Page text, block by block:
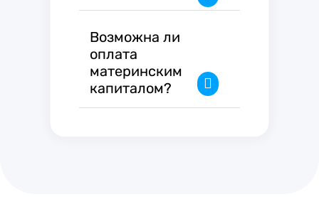
Возможна ли
оплата
материнским
капиталом?